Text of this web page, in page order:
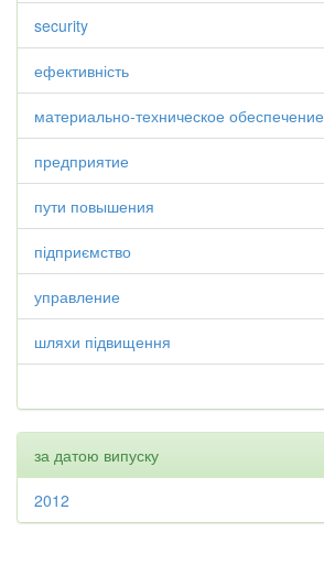
security
ефективність
материально-техническое обеспечение
предприятие
пути повышения
підприємство
управление
шляхи підвищення
за датою випуску
2012